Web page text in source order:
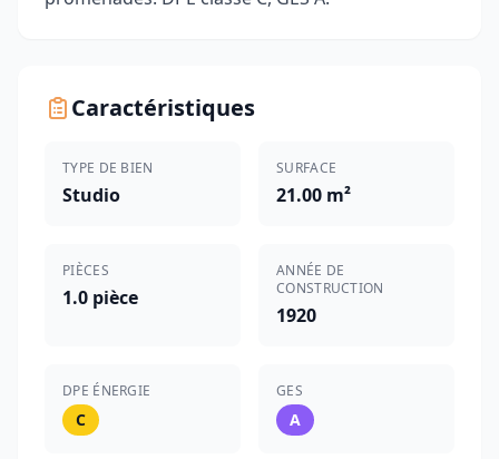
Caractéristiques
TYPE DE BIEN
Studio
SURFACE
21.00 m²
PIÈCES
1.0 pièce
ANNÉE DE
CONSTRUCTION
1920
DPE ÉNERGIE
C
GES
A